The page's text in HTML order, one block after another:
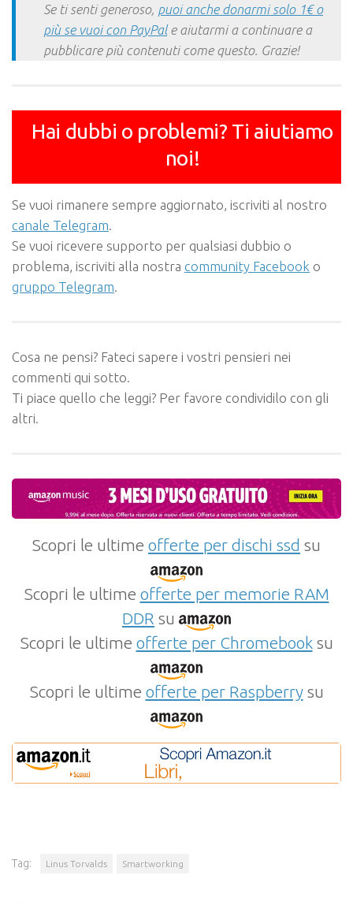
Se ti senti generoso, puoi anche donarmi solo 1€ o
più se vuoi con PayPale aiutarmi a continuare a
pubblicare più contenuti come questo. Grazie!
Hai dubbi o problemi? Ti aiutiamo
noi!
Se vuoi rimanere sempre aggiornato, iscriviti al nostro
canale Telegram
Se vuoi ricevere supporto per qualsiasi dubbio o
problema, iscriviti alla nostra community Facebook o
gruppo Telegram
Cosa ne pensi? Fateci sapere i vostri pensieri nei
commenti qui sotto.
Ti piace quello che leggi? Per favore condividilo con gli
altri.
Scopri le ultime offerte per dischi ssd su
Scopri le ultime offerte per memorie RAM
DDR su
Scopri le ultime offerte per Chromebooksu
Scopri le ultime offerte per Raspberrysu
Tag: Linus Torvalds Smartworking